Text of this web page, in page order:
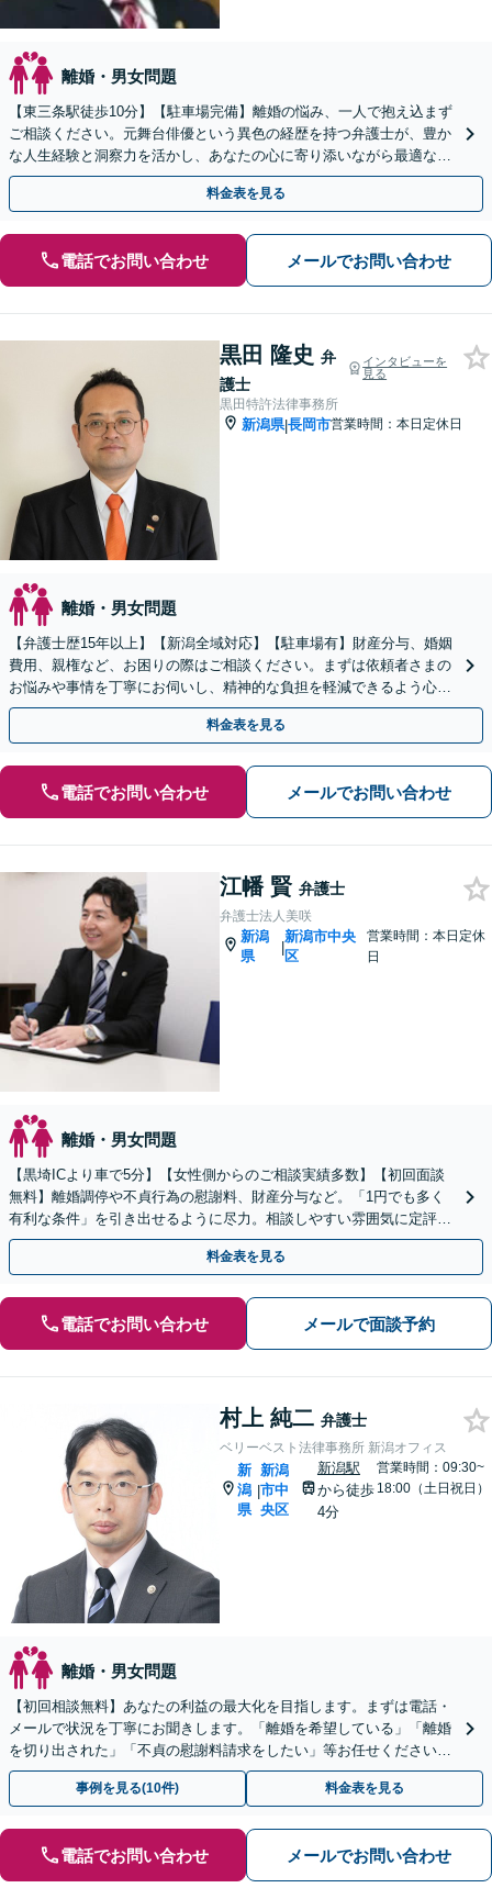
離婚・男女問題
【東三条駅徒歩10分】【駐車場完備】離婚の悩み、一人で抱え込まず
ご相談ください。元舞台俳優という異色の経歴を持つ弁護士が、豊か
な人生経験と洞察力を活かし、あなたの心に寄り添いながら最適な解
決策をご提案。さまざまな事案に幅広く対応します。
料金表を見る
電話でお問い合わせ メールでお問い合わせ
黒田 隆史 弁
護士
インタビューを
見る
黒田特許法律事務所
新潟県|長岡市営業時間：本日定休日
離婚・男女問題
【弁護士歴15年以上】【新潟全域対応】【駐車場有】財産分与、婚姻
費用、親権など、お困りの際はご相談ください。まずは依頼者さまの
お悩みや事情を丁寧にお伺いし、精神的な負担を軽減できるよう心が
けています。有利な結果を得られるよう尽力いたします。
料金表を見る
電話でお問い合わせ メールでお問い合わせ
江幡 賢 弁護士
弁護士法人美咲
新潟
県
|
新潟市中央
区
営業時間：本日定休
日
離婚・男女問題
【黒埼ICより車で5分】【女性側からのご相談実績多数】【初回面談
無料】離婚調停や不貞行為の慰謝料、財産分与など。「1円でも多く
有利な条件」を引き出せるように尽力。相談しやすい雰囲気に定評。
弱い立場の方の経済的な自立をサポート
料金表を見る
電話でお問い合わせ メールで面談予約
村上 純二 弁護士
ベリーベスト法律事務所 新潟オフィス
新
潟
県
|
新潟
市中
央区
新潟駅
から徒歩
4分
営業時間：09:30~
18:00（土日祝日）
離婚・男女問題
【初回相談無料】あなたの利益の最大化を目指します。まずは電話・
メールで状況を丁寧にお聞きします。「離婚を希望している」「離婚
を切り出された」「不貞の慰謝料請求をしたい」等お任せください。
【リーズナブルな料金設定】
事例を見る(10件) 料金表を見る
電話でお問い合わせ メールでお問い合わせ